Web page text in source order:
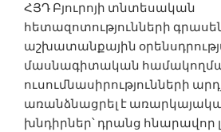
ՀՅԴ Բյուրոյի տնտեսական
հետազոտությունների
աշխատանքային
մասնագիտական
ուսումնասիրությունների
առանձնացրել է
խնդիրներ՝ դրանց հնարավոր